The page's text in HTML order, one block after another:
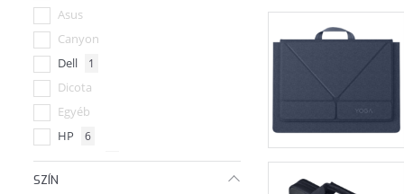
Asus
Canyon
Dell
1
Dicota
Egyéb
HP
6
Lenovo 2
SZÍN